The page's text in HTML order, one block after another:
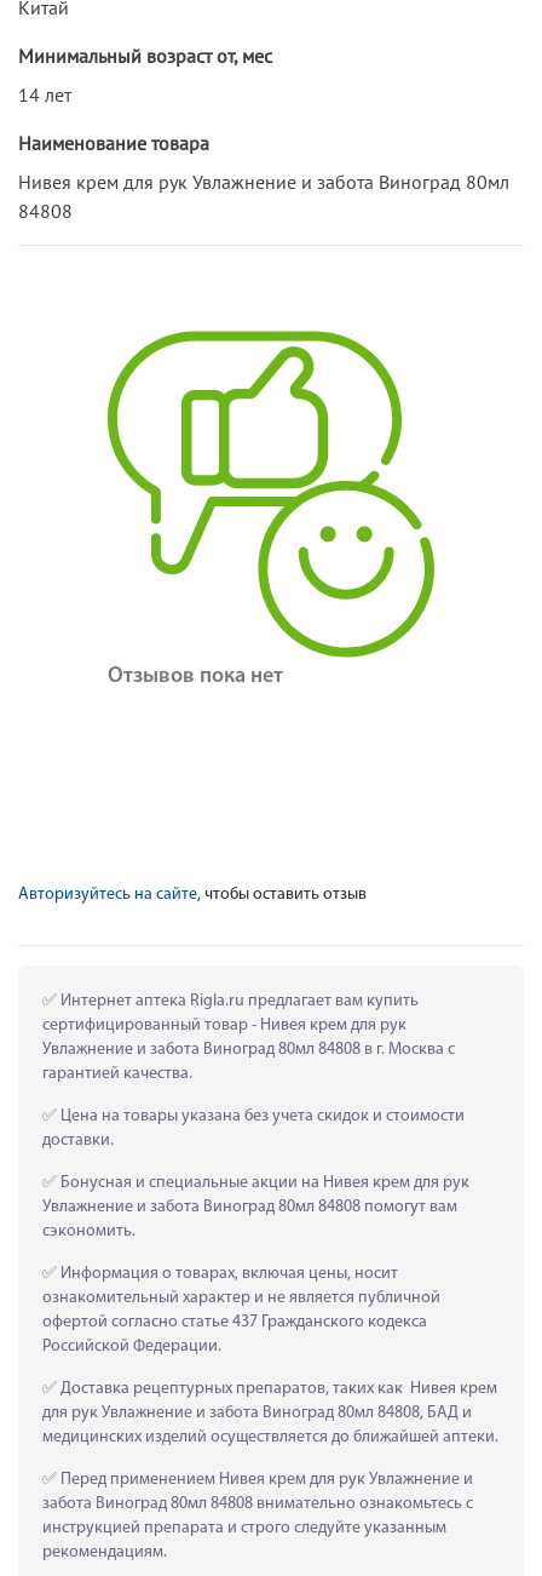
Китай
Минимальный возраст от, мес
14 лет
Наименование товара
Нивея крем для рук Увлажнение и забота Виноград 80мл
84808
Отзывов пока нет
Авторизуйтесь на сайте, чтобы оставить отзыв
Интернет аптека Rigla.ru предлагает вам купить
сертифицированный товар - Нивея крем для рук
Увлажнение и забота Виноград 80мл 84808 в г. Москва с
гарантией качества.
Цена на товары указана без учета скидок и стоимости
доставки.
Бонусная и специальные акции на Нивея крем для рук
Увлажнение и забота Виноград 80мл 84808 помогут вам
сэкономить.
Информация о товарах, включая цены, носит
ознакомительный характер и не является публичной
офертой согласно статье 437 Гражданского кодекса
Российской Федерации.
Доставка рецептурных препаратов, таких как  Нивея крем
для рук Увлажнение и забота Виноград 80мл 84808, БАД и
медицинских изделий осуществляется до ближайшей аптеки.
Перед применением Нивея крем для рук Увлажнение и
забота Виноград 80мл 84808 внимательно ознакомьтесь с
инструкцией препарата и строго следуйте указанным
рекомендациям.